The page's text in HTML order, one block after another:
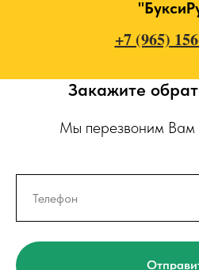
+7 (965)
Закажите
Мы перезвоним Вам